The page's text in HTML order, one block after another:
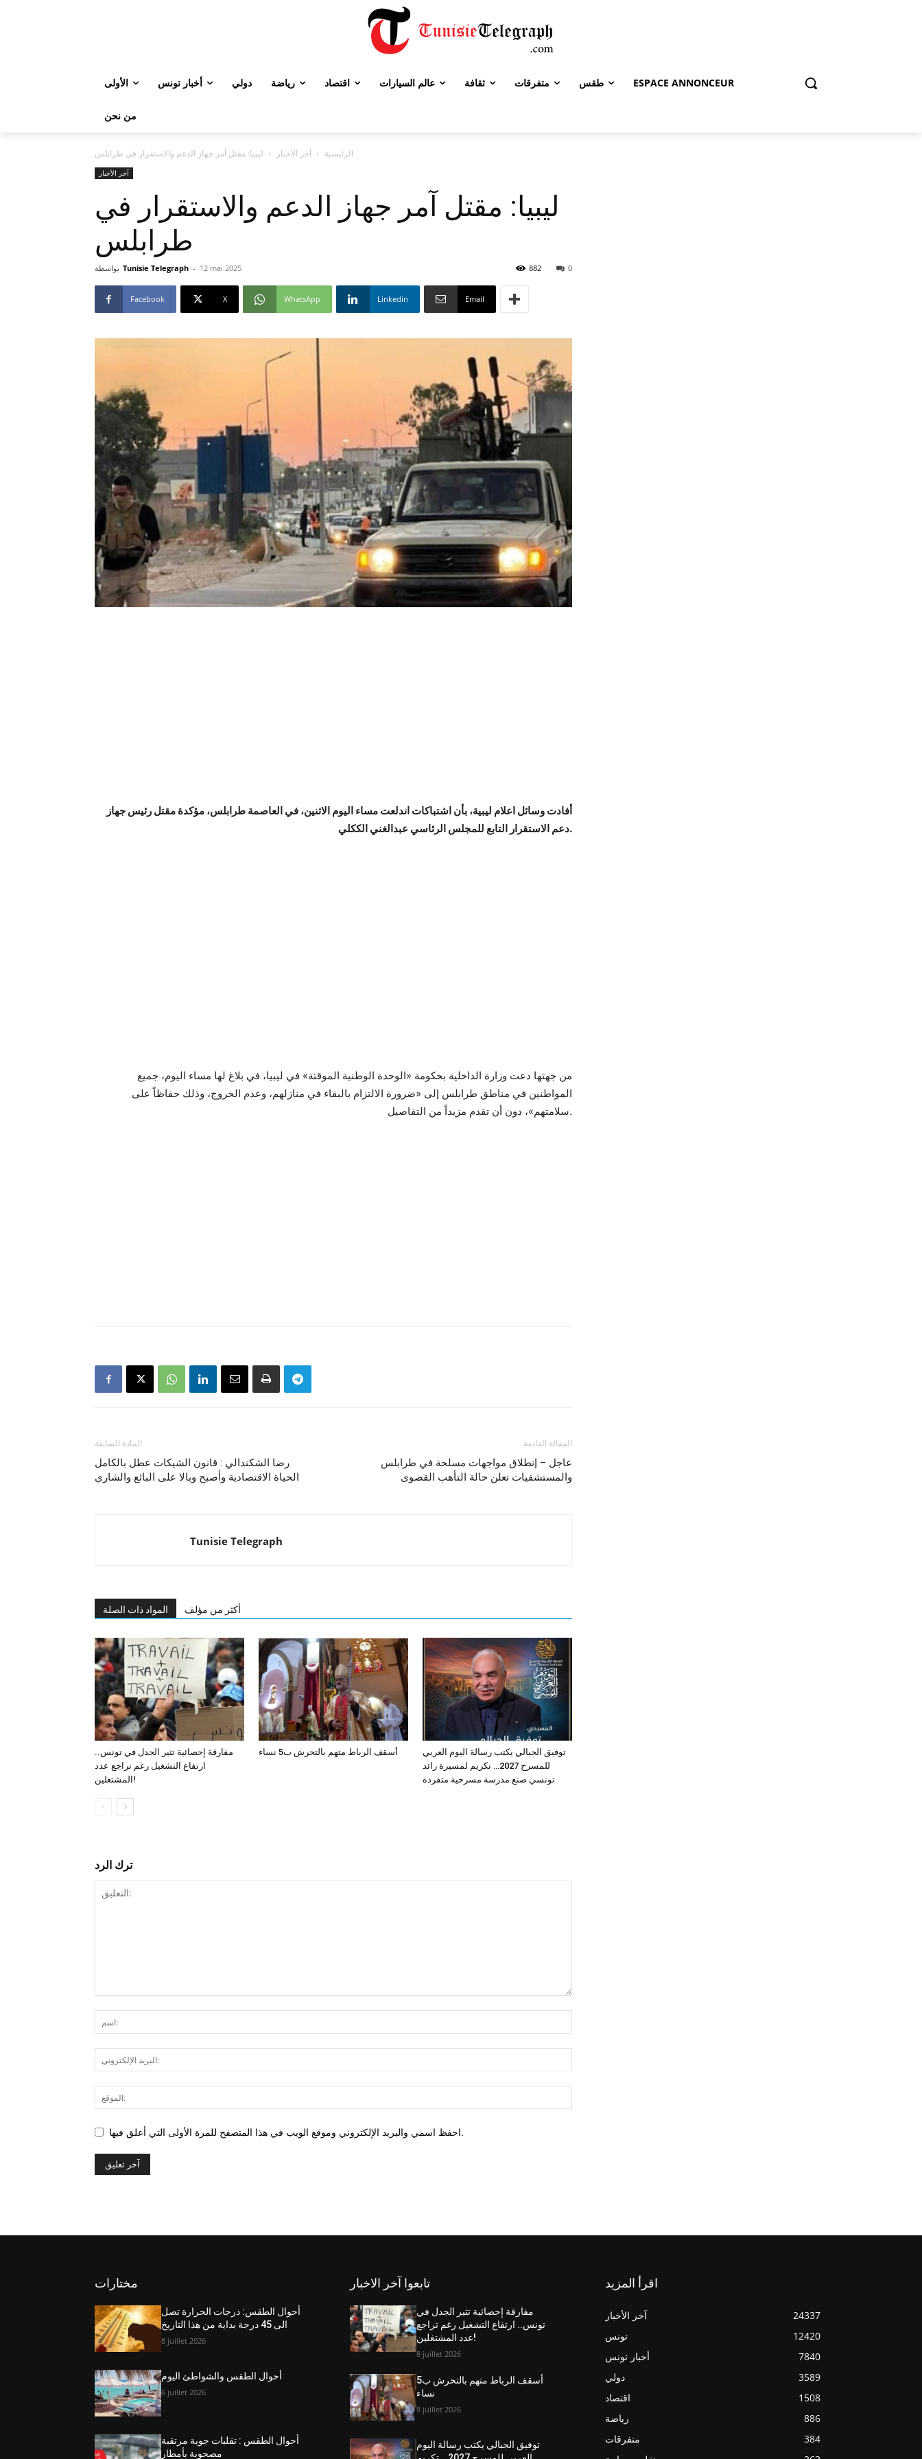
الأولى أخبار تونس دولي رياضة اقتصاد عالم السيارات ثقافة متفرقات طقس ESPACE ANNONCEUR
من نحن
الرئيسية آخر الأخبار ليبيا: مقتل آمر جهاز الدعم والاستقرار في طرابلس
آخر الأخبار
ليبيا: مقتل آمر جهاز الدعم والاستقرار في
طرابلس
بواسطة Tunisie Telegraph - 12 mai 2025 0
882
Facebook X WhatsApp Linkedin Email
أفادت وسائل اعلام ليبية، بأن اشتباكات اندلعت مساء اليوم الاثنين، في العاصمة طرابلس، مؤكدة مقتل رئيس جهاز
دعم الاستقرار التابع للمجلس الرئاسي عبدالغني الككلي.
من جهتها دعت وزارة الداخلية بحكومة «الوحدة الوطنية الموقتة» في ليبيا، في بلاغ لها مساء اليوم، جميع
المواطنين في مناطق طرابلس إلى «ضرورة الالتزام بالبقاء في منازلهم، وعدم الخروج، وذلك حفاظاً على
سلامتهم»، دون أن تقدم مزيداً من التفاصيل.
المادة السابقة
رضا الشكندالي : قانون الشيكات عطل بالكامل
الحياة الاقتصادية وأصبح وبالا على البائع والشاري
المقالة القادمة
عاجل – إنطلاق مواجهات مسلحة في طرابلس
والمستشفيات تعلن حالة التأهب القصوى
Tunisie Telegraph
المواد ذات الصلة أكثر من مؤلف
مفارقة إحصائية تثير الجدل في تونس..
ارتفاع التشغيل رغم تراجع عدد
المشتغلين!
أسقف الرباط متهم بالتحرش ب5 نساء
توفيق الجبالي يكتب رسالة اليوم العربي
للمسرح 2027… تكريم لمسيرة رائد
تونسي صنع مدرسة مسرحية متفردة
ترك الرد
احفظ اسمي والبريد الإلكتروني وموقع الويب في هذا المتصفح للمرة الأولى التي أعلق فيها.
مختارات
أحوال الطقس: درجات الحرارة تصل
الى 45 درجة بداية من هذا التاريخ
8 juillet 2026
أحوال الطقس والشواطئ اليوم
6 juillet 2026
أحوال الطقس : تقلبات جوية مرتقبة
مصحوبة بأمطار
تابعوا آخر الاخبار
مفارقة إحصائية تثير الجدل في
تونس.. ارتفاع التشغيل رغم تراجع
عدد المشتغلين!
8 juillet 2026
أسقف الرباط متهم بالتحرش ب5
نساء
8 juillet 2026
توفيق الجبالي يكتب رسالة اليوم
اقرأ المزيد
آخر الأخبار
24337
تونس
12420
أخبار تونس
7840
دولي
3589
اقتصاد
1508
رياضة
886
متفرقات
384